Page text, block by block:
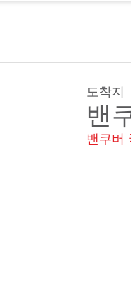
도착지
밴
밴쿠버